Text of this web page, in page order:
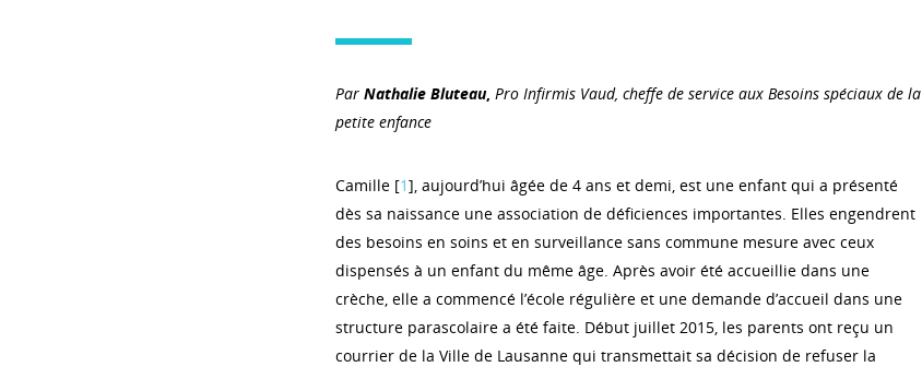
Par Nathalie Bluteau, Pro Infirmis Vaud, cheffe de service aux Besoins spéciaux de la
petite enfance
Camille [1], aujourd’hui âgée de 4 ans et demi, est une enfant qui a présenté
dès sa naissance une association de déficiences importantes. Elles engendrent
des besoins en soins et en surveillance sans commune mesure avec ceux
dispensés à un enfant du même âge. Après avoir été accueillie dans une
crèche, elle a commencé l’école régulière et une demande d’accueil dans une
structure parascolaire a été faite. Début juillet 2015, les parents ont reçu un
courrier de la Ville de Lausanne qui transmettait sa décision de refuser la